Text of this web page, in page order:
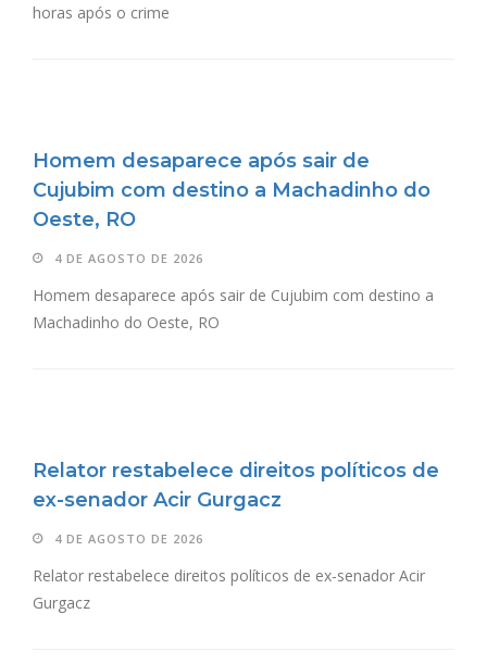
horas após o crime
Homem desaparece após sair de
Cujubim com destino a Machadinho do
Oeste, RO
4 DE AGOSTO DE 2026
Homem desaparece após sair de Cujubim com destino a
Machadinho do Oeste, RO
Relator restabelece direitos políticos de
ex-senador Acir Gurgacz
4 DE AGOSTO DE 2026
Relator restabelece direitos políticos de ex-senador Acir
Gurgacz